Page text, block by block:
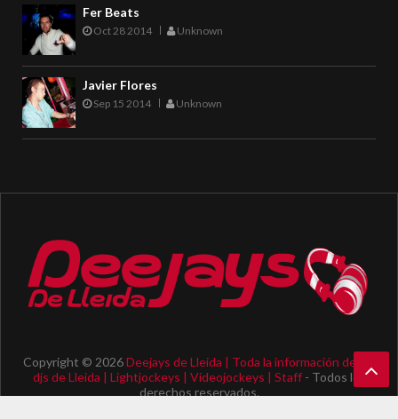
Fer Beats
Oct 28 2014 Unknown
Javier Flores
Sep 15 2014 Unknown
Copyright © 2026Deejays de Lleida | Toda la información de los
djs de Lleida | Lightjockeys | Videojockeys | Staff- Todos los
derechos reservados.
Ba